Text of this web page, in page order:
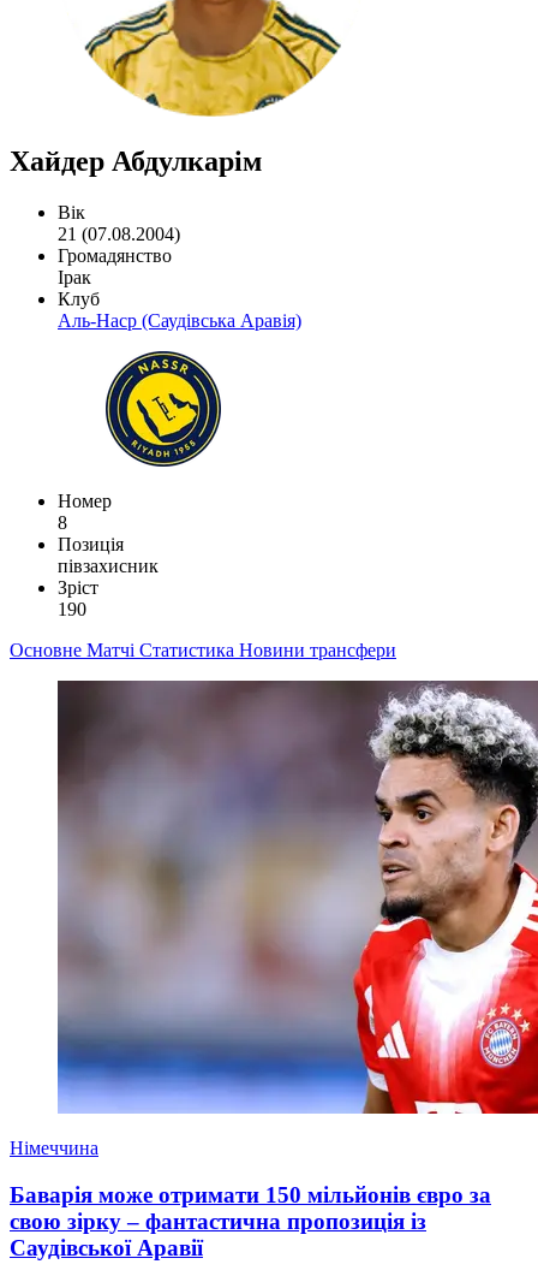
Хайдер Абдулкарім
Вік
21 (07.08.2004)
Громадянство
Ірак
Клуб
Аль-Наср (Саудівська Аравія)
Номер
8
Позиція
півзахисник
Зріст
190
Основне Матчі Статистика Новини трансфери
Німеччина
Баварія може отримати 150 мільйонів євро за
свою зірку – фантастична пропозиція із
Саудівської Аравії